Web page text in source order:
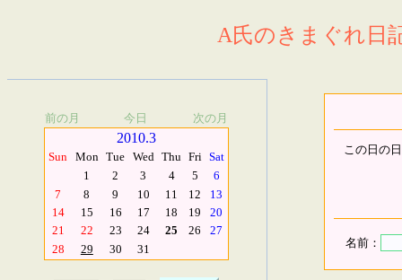
A氏のきまぐれ日
前の月 今日 次の月
2010.3
Sun Mon Tue Wed Thu Fri Sat
1
2 3 4 5
6
7
8 9 10 11 12
13
14
15 16 17 18 19
20
21
22 23 24 25 26
27
28
29 30 31
この日の
名前：